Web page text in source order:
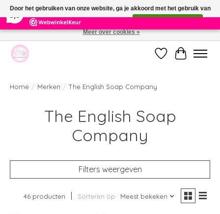
391 Reviews ×
Welkom bij de nieuwe webshop van Parfumerie Marie Rose
Verlanglijst
Home / Merken / The English Soap Company
The English Soap
Company
Filters weergeven
46 producten Sorteren op Meest bekeken
Door het gebruiken van onze website, ga je akkoord met het gebruik van
cookies om onze website te verbeteren.
Meer over cookies »